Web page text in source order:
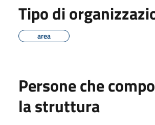
Tipo di
area
Persone che
la struttura